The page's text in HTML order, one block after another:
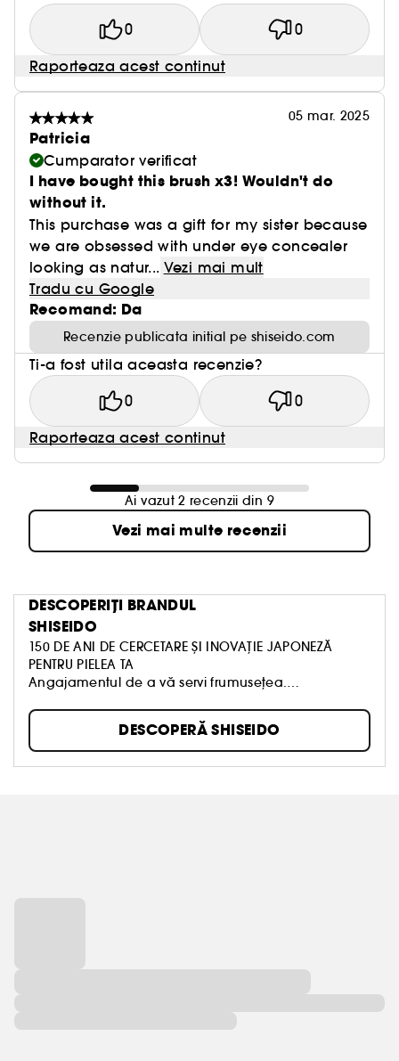
0 0
Raporteaza acest continut
05 mar. 2025
Patricia
Cumparator verificat
I have bought this brush x3! Wouldn't do
without it.
This purchase was a gift for my sister because
we are obsessed with under eye concealer
looking as natur... Vezi mai mult
Tradu cu Google
Recomand: Da
Recenzie publicata initial pe shiseido.com
Ti-a fost utila aceasta recenzie?
0 0
Raporteaza acest continut
Ai vazut 2 recenzii din 9
Vezi mai multe recenzii
DESCOPERIȚI BRANDUL
SHISEIDO
150 DE ANI DE CERCETARE ȘI INOVAȚIE JAPONEZĂ
PENTRU PIELEA TA
Angajamentul de a vă servi frumusețea.
farmacie de tip occidental din Japonia. Misiunea sa
a fost de a oferi produse de îngrijire a pielii, machiaj
și parfumuri de o eficacitate și siguranță de
neegalat.
DESCOPERĂ SHISEIDO